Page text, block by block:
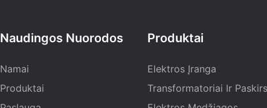
Naudingos Nuorodos
Namai
Produktai
Produktai
Elektros Įranga
Transformatoriai Ir